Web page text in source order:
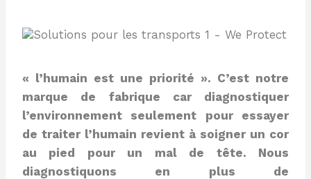
« l’humain est une priorité ». C’est notre
marque de fabrique car diagnostiquer
l’environnement seulement pour essayer
de traiter l’humain revient à soigner un cor
au pied pour un mal de tête. Nous
diagnostiquons en plus de